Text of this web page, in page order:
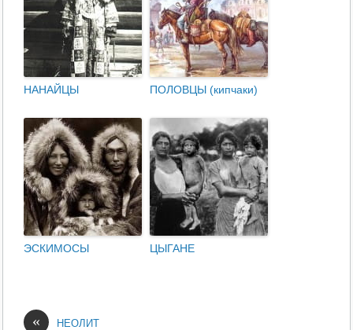
НАНАЙЦЫ ПОЛОВЦЫ (кипчаки)
ЭСКИМОСЫ ЦЫГАНЕ
« НЕОЛИТ